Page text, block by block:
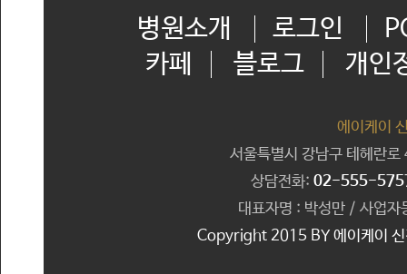
병원소개 로그인
카페
블로그 개인
에이케이
서울특별시 강남구 테헤란
상담전화: 02-555-
대표자명 : 박성만 / 사업
Copyright 2015 BY 에이케이